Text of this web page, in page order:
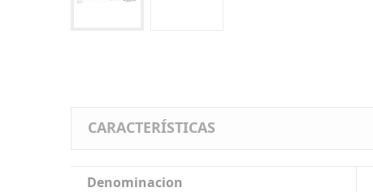
CARACTERÍSTICAS
Denominacion